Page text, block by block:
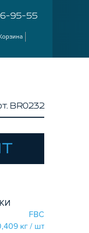
95-55
BR0232
FBC
кг / шт